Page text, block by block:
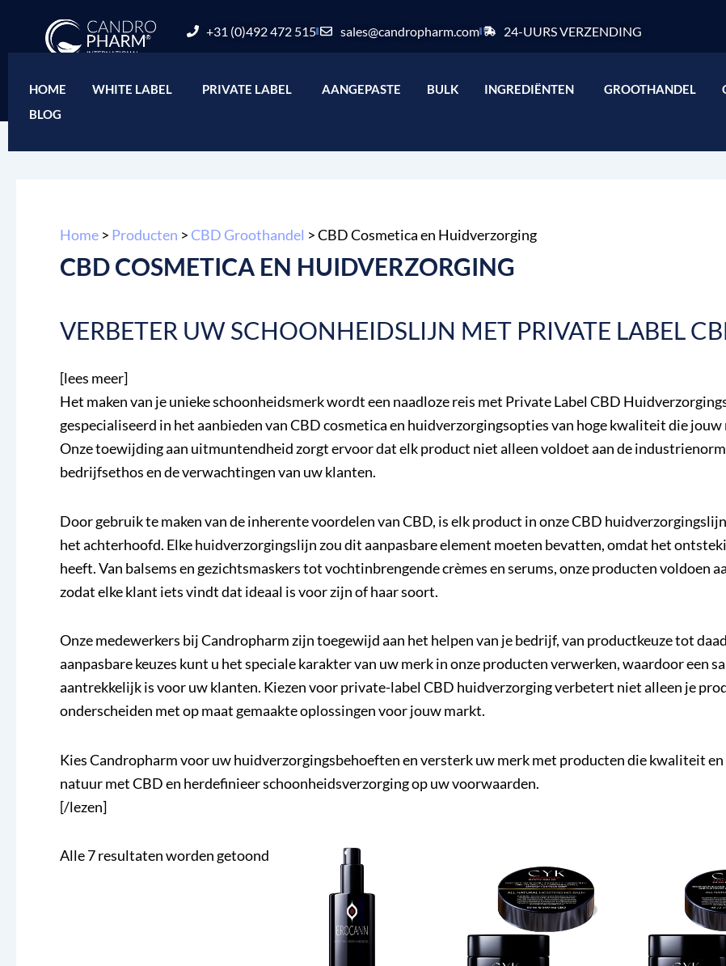
inhoud
+31 (0)492 472 515 sales@candropharm.com 24-UURS VERZENDING
HOME WHITE LABEL White Label openen
PRIVATE LABEL Open Private label
AANGEPASTE BULK INGREDIËNTEN Open ingrediënten
GROOTHANDEL
BLOG
Home > Producten > CBD Groothandel >CBD Cosmetica en Huidverzorging
CBD COSMETICA EN HUIDVERZORGING
VERBETER UW SCHOONHEIDSLIJN MET PRIVATE LABEL
[lees meer]
Het maken van je unieke schoonheidsmerk wordt een naadloze reis met Private Label CBD
gespecialiseerd in het aanbieden van CBD cosmetica en huidverzorgingsopties van hoge kwaliteit die
Onze toewijding aan uitmuntendheid zorgt ervoor dat elk product niet alleen voldoet aan de
bedrijfsethos en de verwachtingen van uw klanten.
Door gebruik te maken van de inherente voordelen van CBD, is elk product in onze CBD
het achterhoofd. Elke huidverzorgingslijn zou dit aanpasbare element moeten bevatten, omdat het
heeft. Van balsems en gezichtsmaskers tot vochtinbrengende crèmes en serums, onze producten voldoen
zodat elke klant iets vindt dat ideaal is voor zijn of haar soort.
Onze medewerkers bij Candropharm zijn toegewijd aan het helpen van je bedrijf, van productkeuze tot
aanpasbare keuzes kunt u het speciale karakter van uw merk in onze producten verwerken, waardoor een
aantrekkelijk is voor uw klanten. Kiezen voor private-label CBD huidverzorging verbetert niet alleen je
onderscheiden met op maat gemaakte oplossingen voor jouw markt.
Kies Candropharm voor uw huidverzorgingsbehoeften en versterk uw merk met producten die kwaliteit
natuur met CBD en herdefinieer schoonheidsverzorging op uw voorwaarden.
[/lezen]
Alle 7 resultaten worden getoond